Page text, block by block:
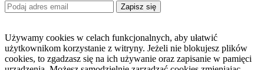
Zapisz się
Używamy cookies w celach funkcjonalnych, aby ułatwić
użytkownikom korzystanie z witryny. Jeżeli nie blokujesz plików
cookies, to zgadzasz się na ich używanie oraz zapisanie w pamięci